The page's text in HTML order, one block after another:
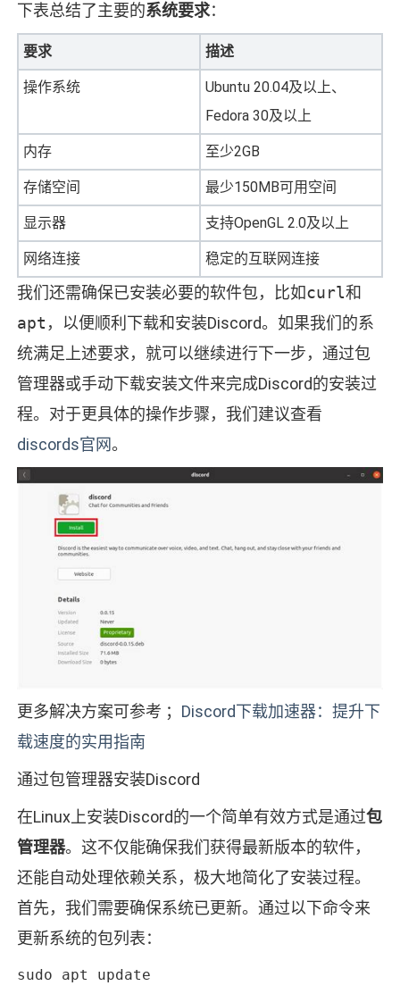
下表总结了主要的系统要求：
要求 描述
操作系统
Ubuntu 20.04及以上、
Fedora 30及以上
内存 至少2GB
存储空间 最少150MB可用空间
显示器 支持OpenGL 2.0及以上
网络连接 稳定的互联网连接
我们还需确保已安装必要的软件包，比如curl和
apt ，以便顺利下载和安装Discord。如果我们的系
统满足上述要求，就可以继续进行下一步，通过包
管理器或手动下载安装文件来完成Discord的安装过
程。对于更具体的操作步骤，我们建议查看
discords官网。
更多解决方案可参考 ； Discord下载加速器：提升下
载速度的实用指南
通过包管理器安装Discord
在Linux上安装Discord的一个简单有效方式是通过包
管理器。这不仅能确保我们获得最新版本的软件，
还能自动处理依赖关系，极大地简化了安装过程。
首先，我们需要确保系统已更新。通过以下命令来
更新系统的包列表：
sudo apt update